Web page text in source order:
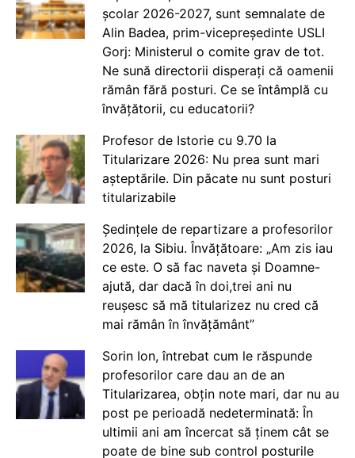
școlar 2026-2027, sunt semnalate de
Alin Badea, prim-vicepreședinte USLI
Gorj: Ministerul o comite grav de tot.
Ne sună directorii disperați că oamenii
rămân fără posturi. Ce se întâmplă cu
învățătorii, cu educatorii?
Profesor de Istorie cu 9.70 la
Titularizare 2026: Nu prea sunt mari
așteptările. Din păcate nu sunt posturi
titularizabile
Ședințele de repartizare a profesorilor
2026, la Sibiu. Învățătoare: „Am zis iau
ce este. O să fac naveta și Doamne-
ajută, dar dacă în doi,trei ani nu
reușesc să mă titularizez nu cred că
mai rămân în învățământ”
Sorin Ion, întrebat cum le răspunde
profesorilor care dau an de an
Titularizarea, obțin note mari, dar nu au
post pe perioadă nedeterminată: În
ultimii ani am încercat să ținem cât se
poate de bine sub control posturile